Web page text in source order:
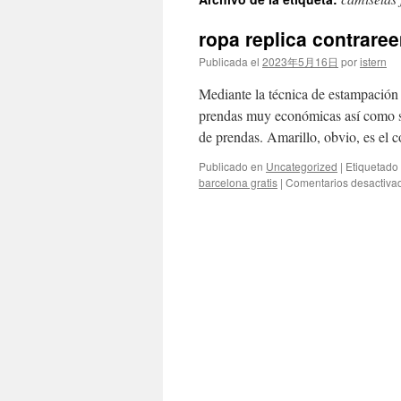
contenido
ropa replica
Publicada el 2023年5月16日 poristern
Mediante la técnica de
prendas muy económicas así
de prendas. Amarillo, obvio, es el
Publicado en Uncategorized | Etiquetado
barcelona gratis | Comentarios